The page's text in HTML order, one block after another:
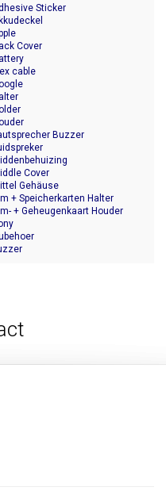
Sticker
Cover
cable
Buzzer
Cover
Gehäuse
+ Speicherkarten Halter
+ Geheugenkaart Houder